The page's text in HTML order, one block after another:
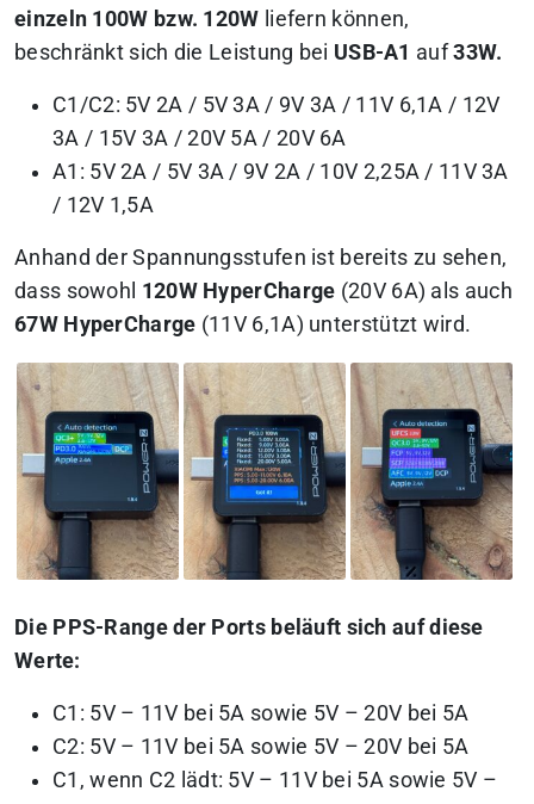
einzeln 100W bzw. 120W liefern können,
beschränkt sich die Leistung bei USB-A1 auf33W.
C1/C2: 5V 2A / 5V 3A / 9V 3A / 11V 6,1A / 12V
3A / 15V 3A / 20V 5A / 20V 6A
A1: 5V 2A / 5V 3A / 9V 2A / 10V 2,25A / 11V 3A
/ 12V 1,5A
Anhand der Spannungsstufen ist bereits zu sehen,
dass sowohl 120W HyperCharge (20V 6A) als auch
67W HyperCharge (11V 6,1A) unterstützt wird.
Die PPS-Range der Ports beläuft sich auf diese
Werte:
C1: 5V – 11V bei 5A sowie 5V – 20V bei 5A
C2: 5V – 11V bei 5A sowie 5V – 20V bei 5A
C1, wenn C2 lädt: 5V – 11V bei 5A sowie 5V –